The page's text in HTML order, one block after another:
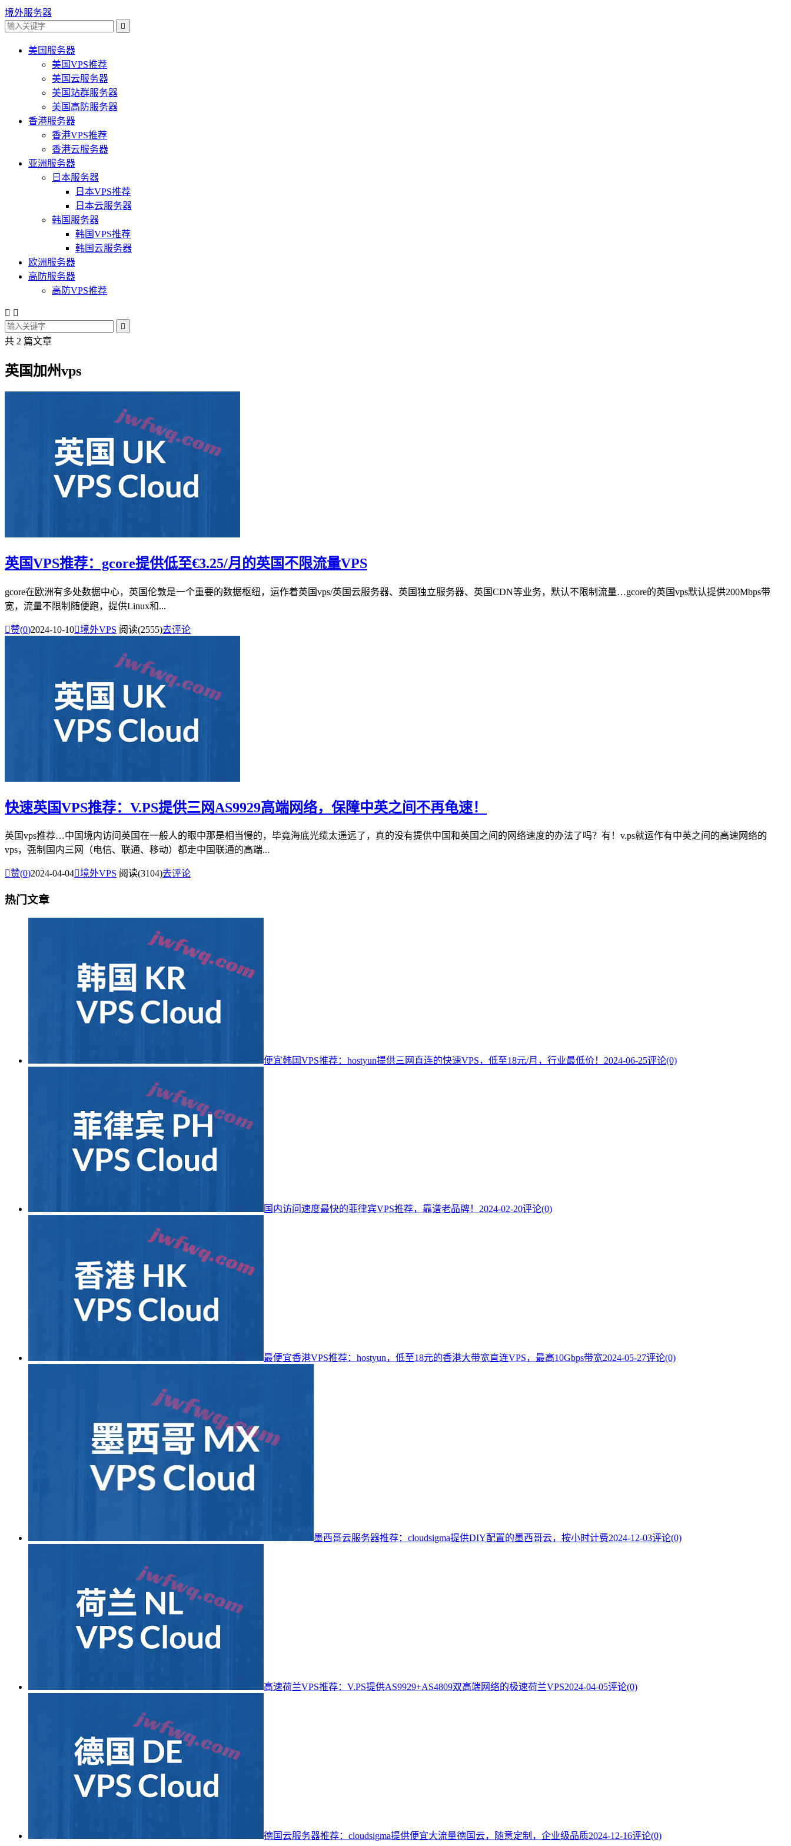
境外服务器

美国服务器
美国VPS推荐
美国云服务器
美国站群服务器
美国高防服务器
香港服务器
香港VPS推荐
香港云服务器
亚洲服务器
日本服务器
日本VPS推荐
日本云服务器
韩国服务器
韩国VPS推荐
韩国云服务器
欧洲服务器
高防服务器
高防VPS推荐
 

共 2 篇文章
英国加州vps
英国VPS推荐：gcore提供低至€3.25/月的英国不限流量VPS
gcore在欧洲有多处数据中心，英国伦敦是一个重要的数据枢纽，运作着英国vps/英国云服务器、英国独立服务器、英国CDN等业务，默认不限制流量…gcore的英国vps默认提供200Mbps带
宽，流量不限制随便跑，提供Linux和...
赞(0)2024-10-10境外VPS 阅读(2555)去评论
快速英国VPS推荐：V.PS提供三网AS9929高端网络，保障中英之间不再龟速！
英国vps推荐…中国境内访问英国在一般人的眼中那是相当慢的，毕竟海底光缆太遥远了，真的没有提供中国和英国之间的网络速度的办法了吗？有！v.ps就运作有中英之间的高速网络的
vps，强制国内三网（电信、联通、移动）都走中国联通的高端...
赞(0)2024-04-04境外VPS 阅读(3104)去评论
热门文章
便宜韩国VPS推荐：hostyun提供三网直连的快速VPS，低至18元/月，行业最低价！ 2024-06-25评论(0)
国内访问速度最快的菲律宾VPS推荐，靠谱老品牌！ 2024-02-20评论(0)
最便宜香港VPS推荐：hostyun，低至18元的香港大带宽直连VPS，最高10Gbps带宽2024-05-27评论(0)
墨西哥云服务器推荐：cloudsigma提供DIY配置的墨西哥云，按小时计费2024-12-03评论(0)
高速荷兰VPS推荐：V.PS提供AS9929+AS4809双高端网络的极速荷兰VPS2024-04-05评论(0)
德国云服务器推荐：cloudsigma提供便宜大流量德国云，随意定制，企业级品质2024-12-16评论(0)